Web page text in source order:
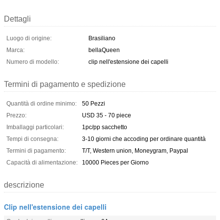
Dettagli
Luogo di origine:
Brasiliano
Marca:
bellaQueen
Numero di modello:
clip nell'estensione dei capelli
Termini di pagamento e spedizione
Quantità di ordine minimo:
50 Pezzi
Prezzo:
USD 35 - 70 piece
Imballaggi particolari:
1pc/pp sacchetto
Tempi di consegna:
3-10 giorni che accoding per ordinare quantità
Termini di pagamento:
T/T, Western union, Moneygram, Paypal
Capacità di alimentazione:
10000 Pieces per Giorno
descrizione
Clip nell'estensione dei capelli